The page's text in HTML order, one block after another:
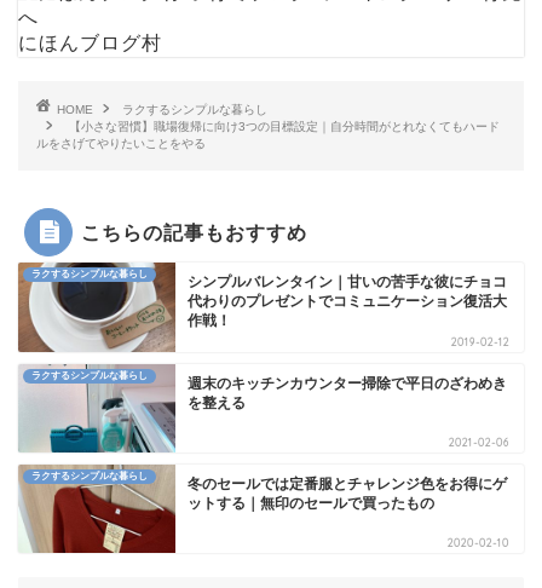
にほんブログ村
HOME
ラクするシンプルな暮らし
【小さな習慣】職場復帰に向け3つの目標設定｜自分時間がとれなくてもハード
ルをさげてやりたいことをやる
こちらの記事もおすすめ
ラクするシンプルな暮らし
シンプルバレンタイン｜甘いの苦手な彼にチョコ
代わりのプレゼントでコミュニケーション復活大
作戦！
2019-02-12
ラクするシンプルな暮らし
週末のキッチンカウンター掃除で平日のざわめき
を整える
2021-02-06
ラクするシンプルな暮らし
冬のセールでは定番服とチャレンジ色をお得にゲ
ットする｜無印のセールで買ったもの
2020-02-10